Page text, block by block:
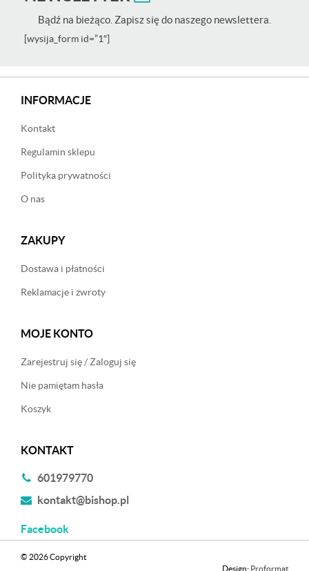
Bądź na bieżąco. Zapisz się do naszego newslettera.
[wysija_form id=”1″]
INFORMACJE
Kontakt
Regulamin sklepu
Polityka prywatności
O nas
ZAKUPY
Dostawa i płatności
Reklamacje i zwroty
MOJE KONTO
Zarejestruj się / Zaloguj się
Nie pamiętam hasła
Koszyk
KONTAKT
601979770
kontakt@bishop.pl
Facebook
© 2026 Copyright
Design: Proformat